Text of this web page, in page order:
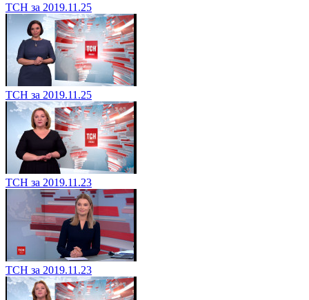
ТСН за 2019.11.25
ТСН за 2019.11.25
ТСН за 2019.11.23
ТСН за 2019.11.23